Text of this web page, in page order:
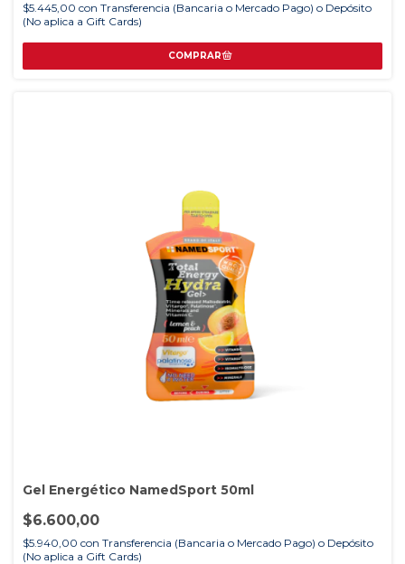
$5.445,00 con Transferencia (Bancaria o Mercado Pago) o Depósito
(No aplica a Gift Cards)
Gel Energético NamedSport 50ml
$6.600,00
$5.940,00 con Transferencia (Bancaria o Mercado Pago) o Depósito
(No aplica a Gift Cards)